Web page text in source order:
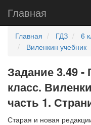
Главная
Главная ГДЗ 6
Виленкин учебник
Задание 3.49 -
класс.
часть 1.
Старая и новая